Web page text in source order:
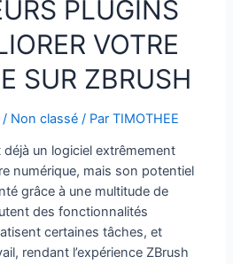
PLUGINS
VOTRE
SUR ZBRUSH
/ Non classé / ParTIMOTHEE
un logiciel extrêmement
numérique, mais son potentiel
grâce à une multitude de
des fonctionnalités
certaines tâches, et
rendant l’expérience ZBrush